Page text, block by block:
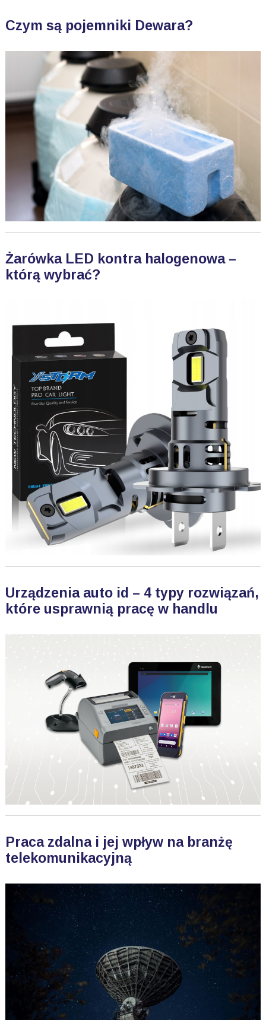
Czym są pojemniki Dewara?
Żarówka LED kontra halogenowa –
którą wybrać?
Urządzenia auto id – 4 typy rozwiązań,
które usprawnią pracę w handlu
Praca zdalna i jej wpływ na branżę
telekomunikacyjną